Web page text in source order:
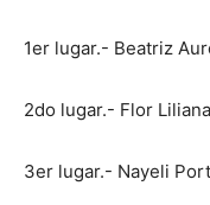
1er lugar.- Beatriz
2do lugar.- Flor
3er lugar.- Nayeli